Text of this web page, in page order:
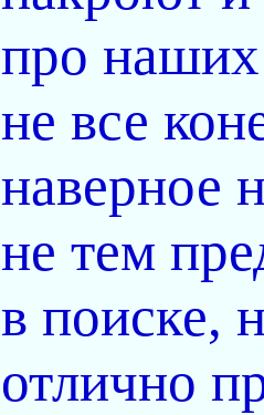
про
не все
наверное
не тем
в поиске,
отлично